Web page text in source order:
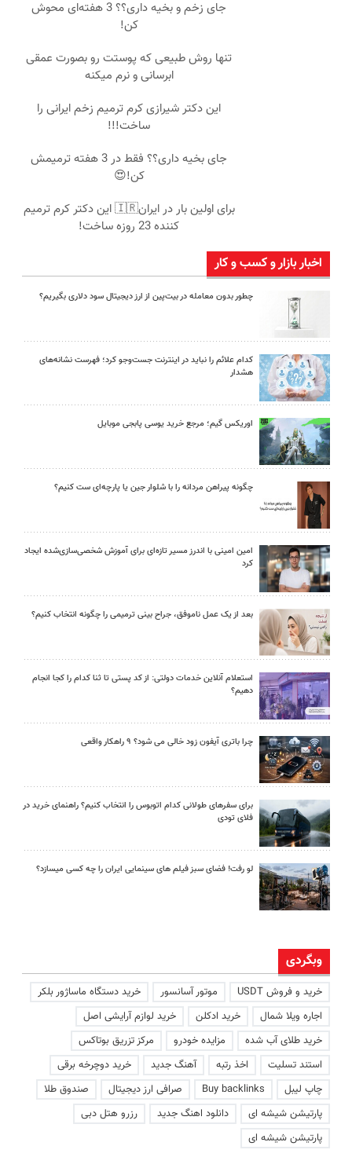
جای زخم و بخیه داری؟؟ 3 هفته‌ای محوش
کن!
تنها روش طبیعی که پوستت رو بصورت عمقی
ابرسانی و نرم میکنه
این دکتر شیرازی کرم ترمیم زخم ایرانی را
ساخت!!!
جای بخیه داری؟؟ فقط در 3 هفته ترمیمش
کن!😍
برای اولین بار در ایران🇮🇷 این دکتر کرم ترمیم
کننده 23 روزه ساخت!
اخبار بازار و کسب و کار
چطور بدون معامله در بیت‌پین از ارز دیجیتال سود دلاری بگیریم؟
کدام علائم را نباید در اینترنت جست‌وجو کرد؛ فهرست نشانه‌های
هشدار
اوریکس گیم؛ مرجع خرید یوسی پابجی موبایل
چگونه پیراهن مردانه را با شلوار جین یا پارچه‌ای ست کنیم؟
امین امینی با اندرز مسیر تازه‌ای برای آموزش شخصی‌سازی‌شده ایجاد
کرد
بعد از یک عمل ناموفق، جراح بینی ترمیمی را چگونه انتخاب کنیم؟
استعلام آنلاین خدمات دولتی: از کد پستی تا ثنا کدام را کجا انجام
دهیم؟
چرا باتری آیفون زود خالی می شود؟ ۹ راهکار واقعی
برای سفرهای طولانی کدام اتوبوس را انتخاب کنیم؟ راهنمای خرید در
فلای تودی
لو رفت! فضای سبز فیلم های سینمایی ایران را چه کسی میسازد؟
وبگردی
خرید و فروش USDT موتور آسانسور
خرید دستگاه ماساژور بلکر
اجاره ویلا شمال
خرید ادکلن
خرید لوازم آرایشی اصل
خرید طلای آب شده
مزایده خودرو
مرکز تزریق بوتاکس
استند تسلیت
اخذ رتبه آهنگ جدید
خرید دوچرخه برقی
چاپ لیبل
Buy backlinks صرافی ارز دیجیتال
صندوق طلا
پارتیشن شیشه ای
دانلود اهنگ جدید
رزرو هتل دبی
پارتیشن شیشه ای